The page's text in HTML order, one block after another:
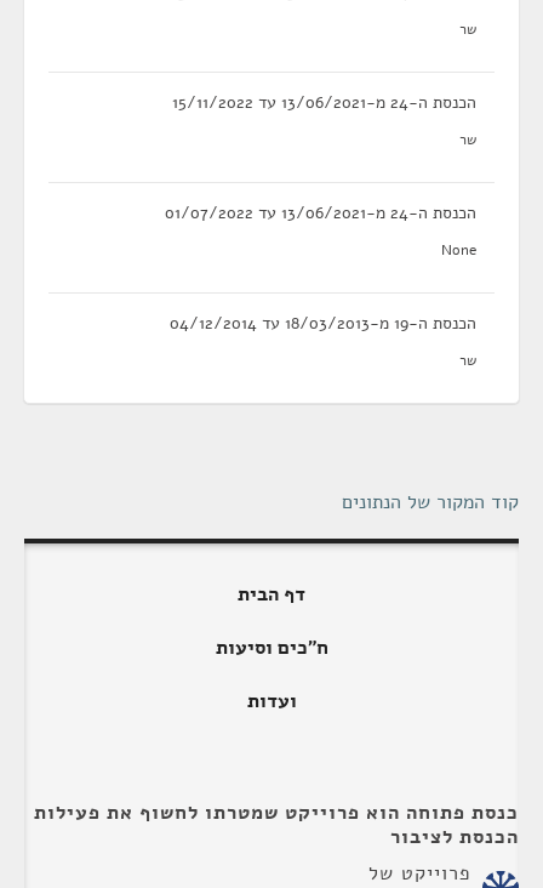
שר
הכנסת ה-24 מ-13/06/2021 עד 15/11/2022
שר
הכנסת ה-24 מ-13/06/2021 עד 01/07/2022
None
הכנסת ה-19 מ-18/03/2013 עד 04/12/2014
שר
קוד המקור של הנתונים
דף הבית
ח"כים וסיעות
ועדות
כנסת פתוחה הוא פרוייקט שמטרתו לחשוף את פעילות
הכנסת לציבור
פרוייקט של